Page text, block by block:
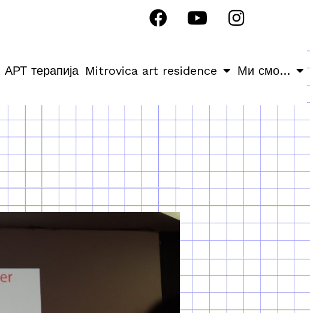
АРТ терапија Mitrovica art residence Ми смо…